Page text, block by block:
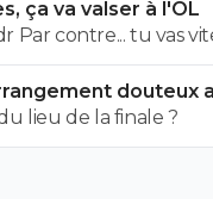
ça va valser à l'OL
sombrer. ^^
douteux
lieu de la finale ?